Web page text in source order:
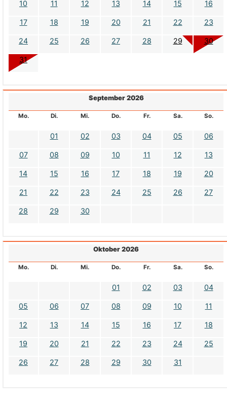
10 11 12 13 14 15 16
17 18 19 20 21 22 23
24 25 26 27 28 29 30
31
September 2026
Mo. Di. Mi. Do. Fr. Sa. So.
01 02 03 04 05 06
07 08 09 10 11 12 13
14 15 16 17 18 19 20
21 22 23 24 25 26 27
28 29 30
Oktober 2026
Mo. Di. Mi. Do. Fr. Sa. So.
01 02 03 04
05 06 07 08 09 10 11
12 13 14 15 16 17 18
19 20 21 22 23 24 25
26 27 28 29 30 31